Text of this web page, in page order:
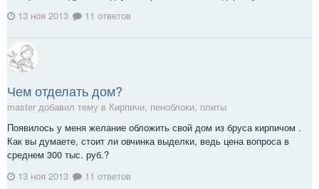
13 ноя 2013
11 ответов
Чем отделать дом?
master добавил тему в Кирпичи, пеноблоки, плиты
Появилось у меня желание обложить свой дом из бруса кирпичом .
Как вы думаете, стоит ли овчинка выделки, ведь цена вопроса в
среднем 300 тыс. руб.?
13 ноя 2013
11 ответов